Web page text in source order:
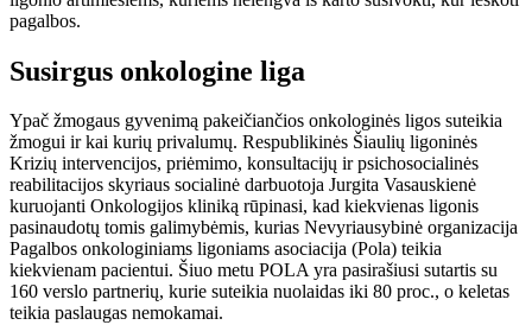
pagalbos.
Susirgus onkologine liga
Ypač žmogaus gyvenimą pakeičiančios onkologinės ligos suteikia
žmogui ir kai kurių privalumų. Respublikinės Šiaulių ligoninės
Krizių intervencijos, priėmimo, konsultacijų ir psichosocialinės
reabilitacijos skyriaus socialinė darbuotoja Jurgita Vasauskienė
kuruojanti Onkologijos kliniką rūpinasi, kad kiekvienas ligonis
pasinaudotų tomis galimybėmis, kurias Nevyriausybinė organizacija
Pagalbos onkologiniams ligoniams asociacija (Pola) teikia
kiekvienam pacientui. Šiuo metu POLA yra pasirašiusi sutartis su
160 verslo partnerių, kurie suteikia nuolaidas iki 80 proc., o keletas
teikia paslaugas nemokamai.